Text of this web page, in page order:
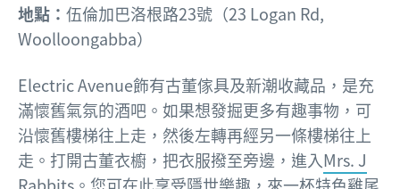
地點： 伍倫加巴洛根路23號（23 Logan Rd,
Woolloongabba）
Electric Avenue飾有古董傢具及新潮收藏品，是充
滿懷舊氣氛的酒吧。如果想發掘更多有趣事物，可
沿懷舊樓梯往上走，然後左轉再經另一條樓梯往上
走。打開古董衣櫥，把衣服撥至旁邊，進入Mrs. J